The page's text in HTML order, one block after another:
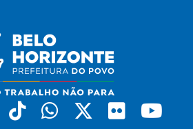
LinkedinTiktokWhatsapp
X Flickr